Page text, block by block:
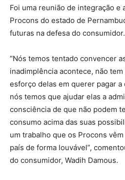
Foi uma reunião de integração e
Procons do estado de
futuras na defesa do consumidor.
“Nós temos tentado convencer
inadimplência acontece, não
esforço delas em querer pagar a
nós temos que ajudar elas a
consciência de que não podem
consumo acima das suas
um trabalho que os Procons
país de forma louvável”,
do consumidor, Wadih Damous.